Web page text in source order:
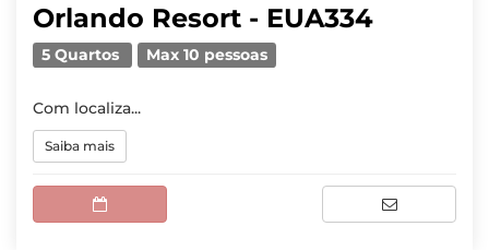
Orlando Resort - EUA334
5 Quartos Max 10 pessoas
Com localiza...
Saiba mais